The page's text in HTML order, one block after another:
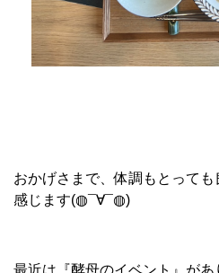
おかげさまで、体調もとって
感じます(◍¯∀¯◍)
最近は『酵母のイベント』が